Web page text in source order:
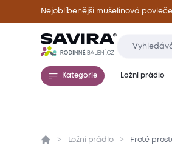
Nejoblíbenější mušelínová
Kategorie Ložní prádlo
Přehled Parametry
Ložní prádlo Froté